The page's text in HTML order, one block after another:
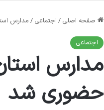
صفحه اصلی / اجتماعی / مدارس استان
اجتماعی
حضوری شد